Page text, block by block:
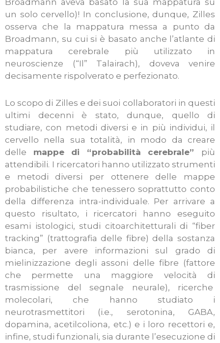
Broadmann aveva basato la sua mappatura su
un solo cervello)! In conclusione, dunque, Zilles
osserva che la mappatura messa a punto da
Broadmann, su cui si è basato anche l’atlante di
mappatura cerebrale più utilizzato in
neuroscienze (“Il” Talairach), doveva venire
decisamente rispolverato e perfezionato.
Lo scopo di Zilles e dei suoi collaboratori in questi
ultimi decenni è stato, dunque, quello di
studiare, con metodi diversi e in più individui, il
cervello nella sua totalità, in modo da creare
delle mappe di “probabilità cerebrale” più
attendibili. I ricercatori hanno utilizzato strumenti
e metodi diversi per ottenere delle mappe
probabilistiche che tenessero soprattutto conto
della differenza intra-individuale. Per arrivare a
questo risultato, i ricercatori hanno eseguito
esami istologici, studi citoarchitetturali di “fiber
tracking” (trattografia delle fibre) della sostanza
bianca, per avere informazioni sul grado di
mielinizzazione degli assoni delle fibre (fattore
che permette una maggiore velocità di
trasmissione del segnale neurale), ricerche
molecolari, che hanno studiato i
neurotrasmettitori (i.e., serotonina, GABA,
dopamina, acetilcoliona, etc.) e i loro recettori e,
infine, studi funzionali, sia durante l’esecuzione di